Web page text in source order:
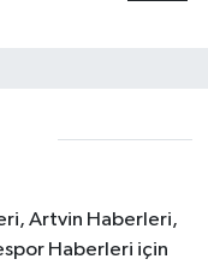
Artvin Haberleri,
Haberleri için